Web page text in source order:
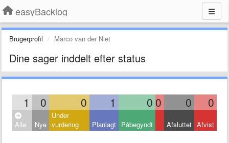
easyBacklog
Brugerprofil Marco van der Niet
Dine sager inddelt efter status
1 0 0 1 0 0 0 0
Alle Nye
Under
vurdering
Planlagt Påbegyndt Afsluttet Afvist